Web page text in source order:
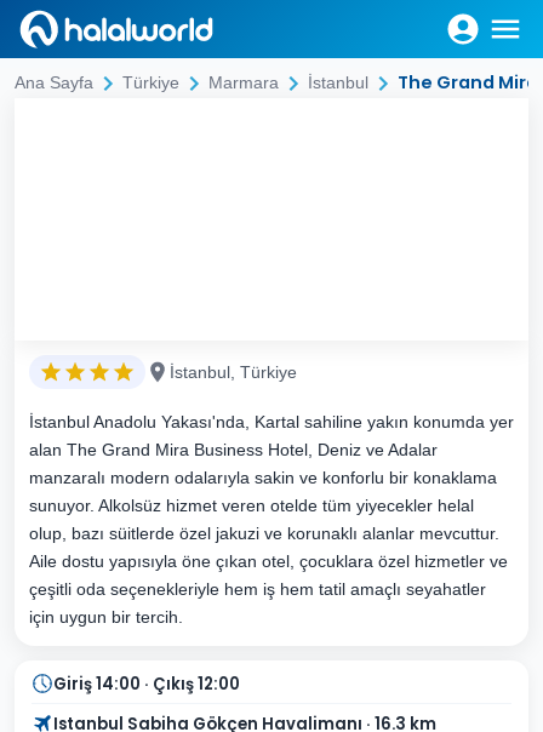
Ana Sayfa Türkiye Marmara İstanbul The Grand
İstanbul, Türkiye
İstanbul Anadolu Yakası'nda, Kartal sahiline yakın konumda yer
alan The Grand Mira Business Hotel, Deniz ve Adalar
manzaralı modern odalarıyla sakin ve konforlu bir konaklama
sunuyor. Alkolsüz hizmet veren otelde tüm yiyecekler helal
olup, bazı süitlerde özel jakuzi ve korunaklı alanlar mevcuttur.
Aile dostu yapısıyla öne çıkan otel, çocuklara özel hizmetler ve
çeşitli oda seçenekleriyle hem iş hem tatil amaçlı seyahatler
için uygun bir tercih.
Giriş 14:00 · Çıkış 12:00
Istanbul Sabiha Gökçen Havalimanı · 16.3 km